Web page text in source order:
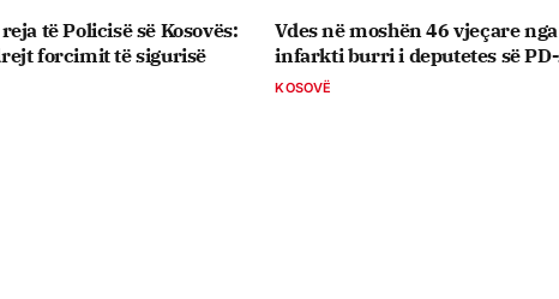
të Policisë së Kosovës:
forcimit të sigurisë
Vdes në moshën 46 vjeçare nga
infarkti burri i deputetes së
KOSOVË